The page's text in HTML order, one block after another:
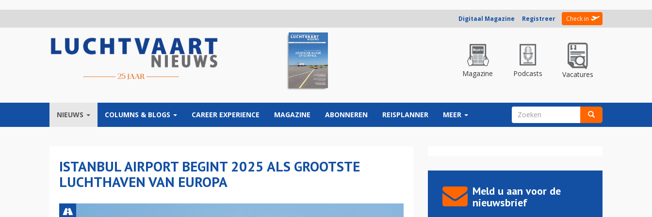
Digitaal Magazine Registreer Check in
Magazine Podcasts Vacatures
NIEUWS COLUMNS & BLOGS CAREER EXPERIENCE MAGAZINE ABONNEREN REISPLANNER MEER ZOEKVELD
ISTANBUL AIRPORT BEGINT 2025 ALS GROOTSTE
LUCHTHAVEN VAN EUROPA
Meld u aan voor de
nieuwsbrief